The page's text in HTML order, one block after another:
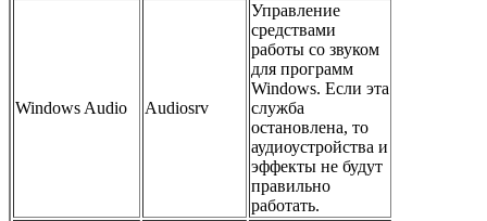
Windows Audio Audiosrv
Управление
средствами
работы со звуком
для программ
Windows. Если эта
служба
остановлена, то
аудиоустройства и
эффекты не будут
правильно
работать.